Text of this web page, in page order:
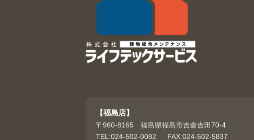
【福島店】
〒960-8165 福島県福島市吉倉吉田70-4
TEL:024-502-0082 FAX:024-502-5837